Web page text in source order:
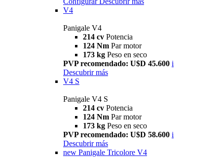
V4
Panigale V4
214 cv Potencia
124 Nm Par motor
173 kg Peso en seco
PVP recomendado: U$D 45.600 i
Descubrir más
V4 S
Panigale V4 S
214 cv Potencia
124 Nm Par motor
173 kg Peso en seco
PVP recomendado: U$D 58.600 i
Descubrir más
new Panigale Tricolore V4